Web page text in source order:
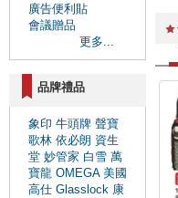
廣告便利貼
會議贈品
更多...
品牌禮品
象印 牛頭牌 聲寶
歌林 依必朗 資生
堂 妙管家 白雪 萬
寶龍 OMEGA 美國
高仕 Glasslock 康